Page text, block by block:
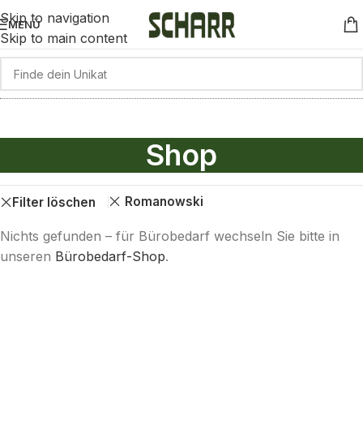
Skip to navigation
Skip to main content
MENÜ
Shop
Filter löschen Romanowski
Nichts gefunden – für Bürobedarf wechseln Sie bitte in
unseren Bürobedarf-Shop.